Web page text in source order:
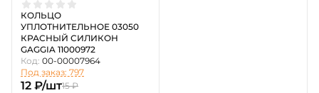
КОЛЬЦО
УПЛОТНИТЕЛЬНОЕ 03050
КРАСНЫЙ СИЛИКОН
GAGGIA 11000972
Код: 00-00007964
Под заказ: 797
12 ₽/шт15 ₽